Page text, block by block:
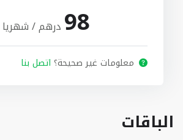
98 درهم / شهريا
معلومات غير صحيحة؟ اتصل بنا
الباقات